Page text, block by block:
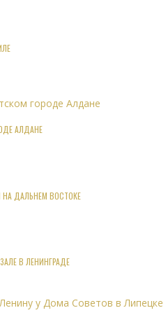
АЛДАНЕ
ДАЛЬНЕМ ВОСТОКЕ
В ЛЕНИНГРАДЕ